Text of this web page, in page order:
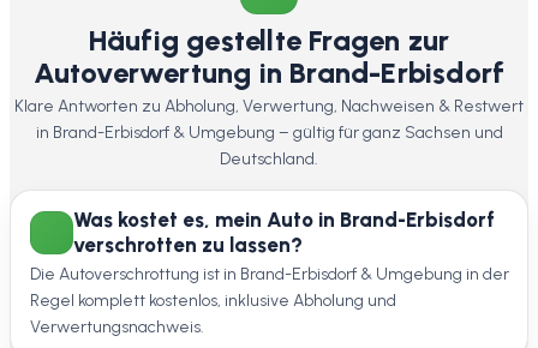
Häufig gestellte Fragen zur
Autoverwertung in Brand-Erbisdorf
Klare Antworten zu Abholung, Verwertung, Nachweisen & Restwert
in Brand-Erbisdorf & Umgebung – gültig für ganz Sachsen und
Deutschland.
Was kostet es, mein Auto in Brand-Erbisdorf
verschrotten zu lassen?
Die Autoverschrottung ist in Brand-Erbisdorf & Umgebung in der
Regel komplett kostenlos, inklusive Abholung und
Verwertungsnachweis.